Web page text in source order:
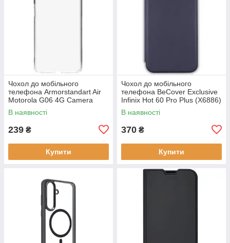
Чохол до мобільного
телефона Armorstandart Air
Motorola G06 4G Camera
cover Clear (ARM89057)
В наявності
239 ₴
Купити
Чохол до мобільного
телефона BeCover Exclusive
Infinix Hot 60 Pro Plus (X6886)
Deep Blue (714717)
В наявності
370 ₴
Купити